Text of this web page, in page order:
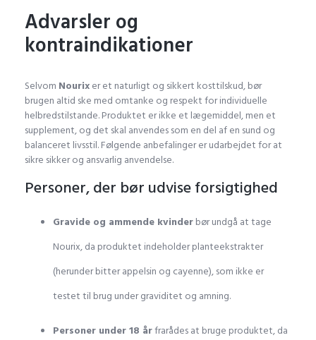
NutriaPOL
a
dit
:
Advarsler og
kontraindikationer
Selvom Nourixer et naturligt og sikkert kosttilskud, bør
brugen altid ske med omtanke og respekt for individuelle
helbredstilstande. Produktet er ikke et lægemiddel, men et
supplement, og det skal anvendes som en del af en sund og
balanceret livsstil. Følgende anbefalinger er udarbejdet for at
sikre sikker og ansvarlig anvendelse.
Personer, der bør udvise forsigtighed
Gravide og ammende kvinderbør undgå at tage
Nourix, da produktet indeholder planteekstrakter
(herunder bitter appelsin og cayenne), som ikke er
testet til brug under graviditet og amning.
Personer under 18 årfrarådes at bruge produktet, da